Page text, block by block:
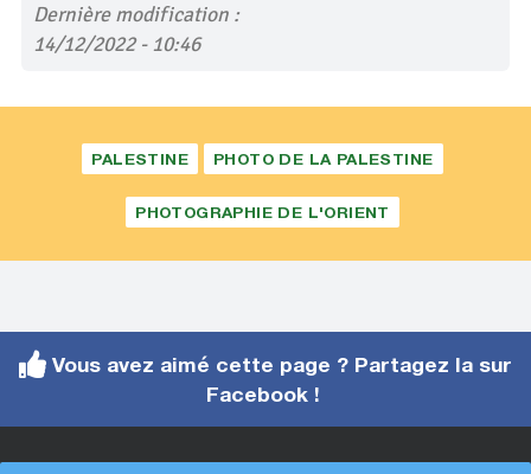
Dernière modification :
14/12/2022 - 10:46
PALESTINE PHOTO DE LA PALESTINE
PHOTOGRAPHIE DE L'ORIENT
Vous avez aimé cette page ? Partagez la sur
Facebook !